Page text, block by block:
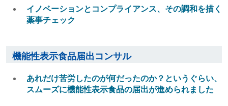
イノベーションとコンプライアンス、その調和を描く
薬事チェック
機能性表示食品届出コンサル
あれだけ苦労したのが何だったのか？というぐらい、
スムーズに機能性表示食品の届出が進められました